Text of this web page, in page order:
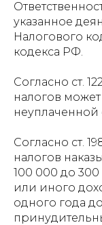
указанное
Налогового
кодекса РФ.
Согласно ст.
налогов может
Согласно ст.
налогов
100 000 до
или иного
одного года